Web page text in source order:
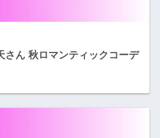
さん 秋ロマンティックコーデ